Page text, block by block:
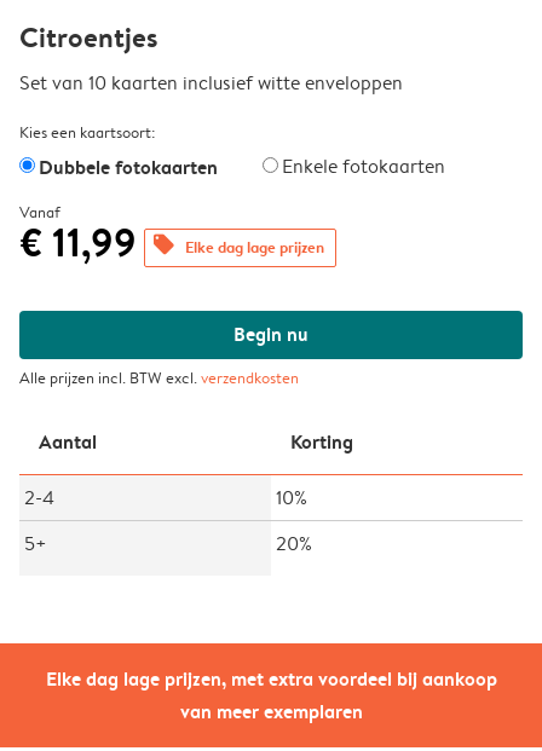
Elke dag lage prijzen, met extra voordeel bij aankoop
van meer exemplaren
Citroentjes
Set van 10 kaarten inclusief witte enveloppen
Kies een kaartsoort:
Dubbele fotokaarten Enkele fotokaarten
Vanaf
€ 11,99 offers Elke dag lage prijzen
Begin nu
Alle prijzen incl. BTW excl.verzendkosten
Aantal Korting
2-4
10%
5+
20%